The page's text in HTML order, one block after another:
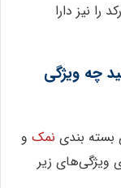
نیز دارا
چه ویژگی
بندینمکو
زیر